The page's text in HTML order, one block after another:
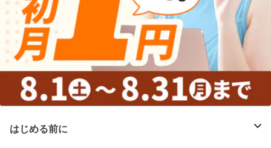
はじめる前に